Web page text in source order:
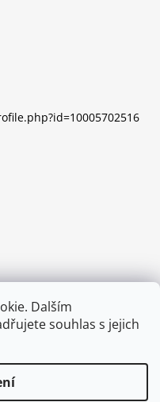
Dalším
souhlas s jejich